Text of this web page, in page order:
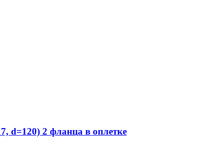
d=120) 2 фланца в оплетке